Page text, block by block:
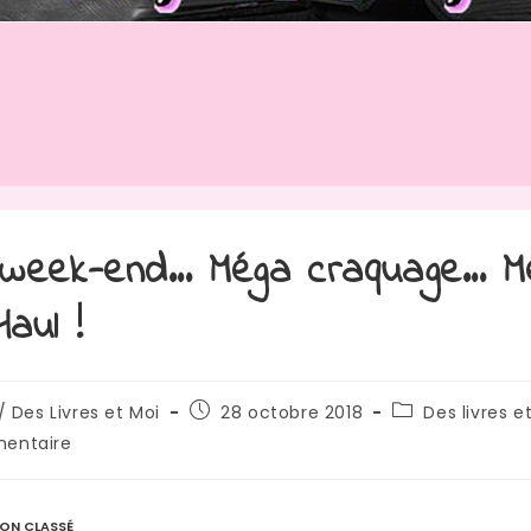
end… Méga craquage…
!
Des Livres et Moi
Publication
28 octobre 2018
PostDes livres
CLASSÉ